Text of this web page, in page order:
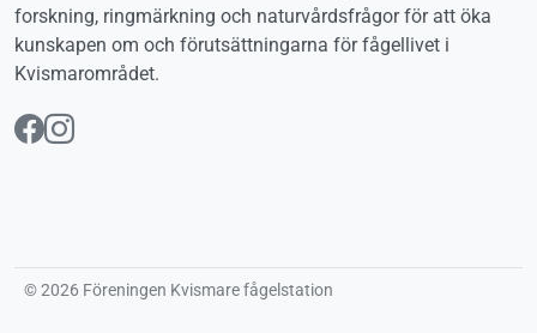
forskning, ringmärkning och naturvårdsfrågor för att öka
kunskapen om och förutsättningarna för fågellivet i
Kvismarområdet.
Följ oss på Facebook
Följ oss på Instagram
© 2026 Föreningen Kvismare fågelstation